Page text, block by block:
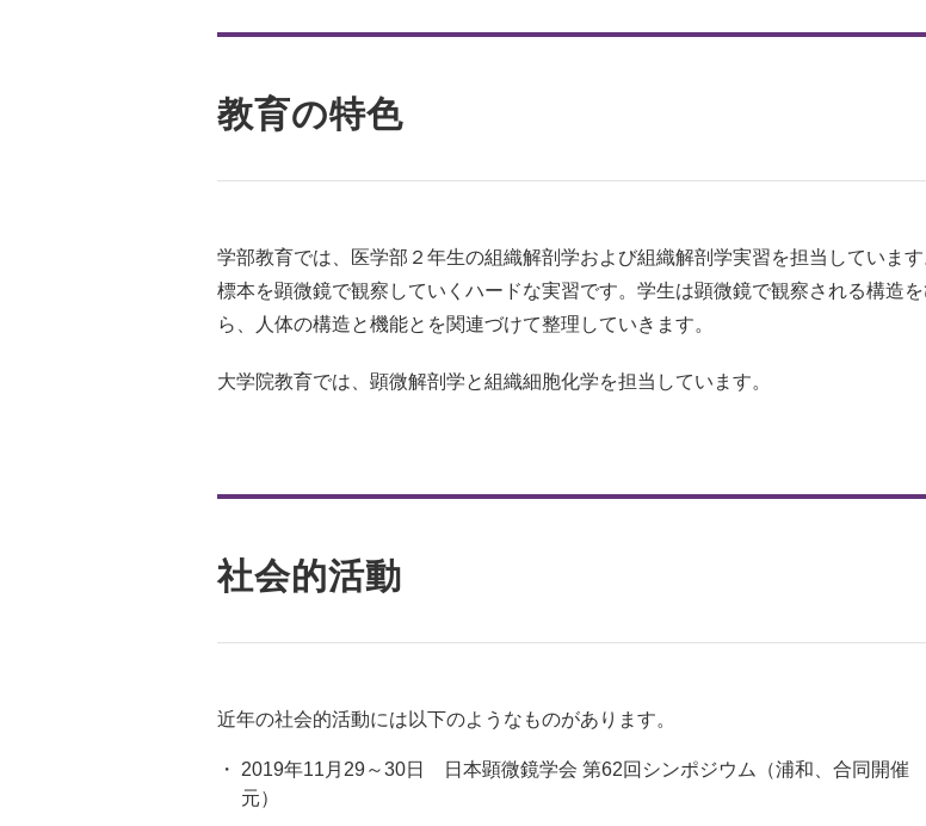
教育の特色
学部教育では、医学部２年生の組織解剖学および組織解剖学実習を担当していま
標本を顕微鏡で観察していくハードな実習です。学生は顕微鏡で観察される構造
ら、人体の構造と機能とを関連づけて整理していきます。
大学院教育では、顕微解剖学と組織細胞化学を担当しています。
社会的活動
近年の社会的活動には以下のようなものがあります。
2019年11月29～30日 日本顕微鏡学会 第62回シンポジウム（浦和、合同開
元）